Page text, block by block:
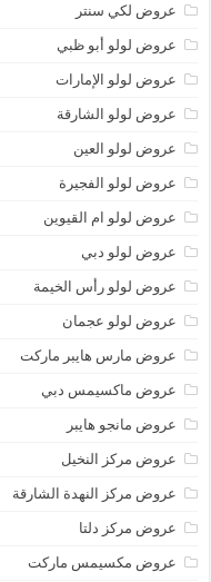
عروض لكي سنتر
عروض لولو أبو ظبي
عروض لولو الإمارات
عروض لولو الشارقة
عروض لولو العين
عروض لولو الفجيرة
عروض لولو ام القيوين
عروض لولو دبي
عروض لولو رأس الخيمة
عروض لولو عجمان
عروض مارس هايبر ماركت
عروض ماكسيمس دبي
عروض مانجو هايبر
عروض مركز النخيل
عروض مركز النهدة الشارقة
عروض مركز دلتا
عروض مكسيمس ماركت